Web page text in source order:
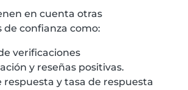
en cuenta otras
de confianza como:
verificaciones
y reseñas positivas.
respuesta y tasa de respuesta